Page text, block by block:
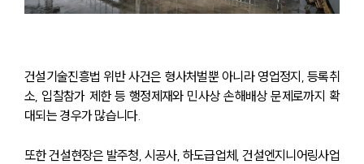
건설기술진흥법 위반 사건은 형사처벌뿐 아니라 영업정지, 등록취
소, 입찰참가 제한 등 행정제재와 민사상 손해배상 문제로까지 확
대되는 경우가 많습니다.
또한 건설현장은 발주청, 시공사, 하도급업체, 건설엔지니어링사업